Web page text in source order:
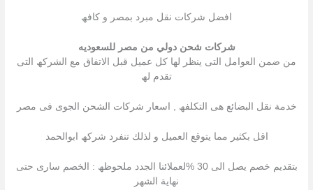
افضل شركات نقل مبرد بمصر و كافھ
شركات شحن دولي من مصر للسعوديه
من ضمن العوامل التى ینظر لھا كل عمیل قبل الاتفاق مع الشركھ التى
تقدم لھ
خدمة نقل البضائع ھى التكلفھ , اسعار شركات الشحن الجوى فى مصر
اقل بكثیر مما یتوقع العمیل و لذلك تنفرد شركھ ابوالحمد
بتقدیم خصم یصل الى 30 %لعملائنا الجدد ملحوظھ : الخصم سارى حتى
نھایة الشھر